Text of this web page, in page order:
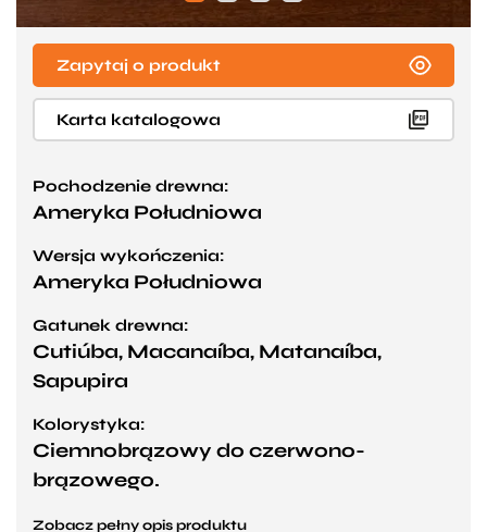
Zapytaj o produkt
Karta katalogowa
Pochodzenie drewna:
Ameryka Południowa
Wersja wykończenia:
Ameryka Południowa
Gatunek drewna:
Cutiúba, Macanaíba, Matanaíba,
Sapupira
Kolorystyka:
Ciemnobrązowy do czerwono-
brązowego.
Zobacz pełny opis produktu